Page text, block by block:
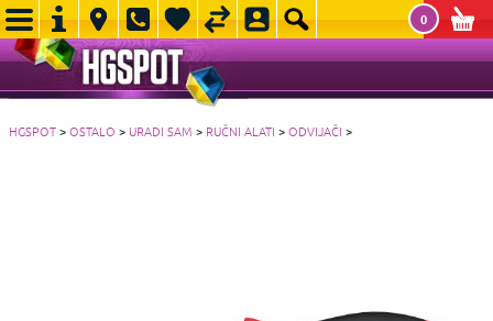
0
HGSPOT>OSTALO > URADI SAM > RUČNI ALATI >ODVIJAČI >